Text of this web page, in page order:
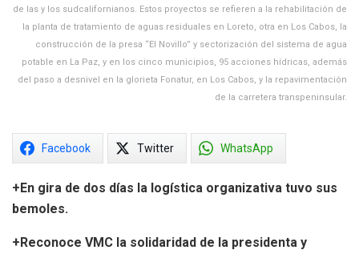
de las y los sudcalifornianos. Estos proyectos se refieren a la rehabilitación de
la planta de tratamiento de aguas residuales en Loreto, otra en Los Cabos, la
construcción de la presa “El Novillo” y sectorización del sistema de agua
potable en La Paz, y en los cinco municipios, 95 acciones hídricas, además
del paso a desnivel en la glorieta Fonatur, en Los Cabos, y la repavimentación
de la carretera transpeninsular.
Facebook Twitter WhatsApp
+En gira de dos días la logística organizativa tuvo sus
bemoles.
+Reconoce VMC la solidaridad de la presidenta y